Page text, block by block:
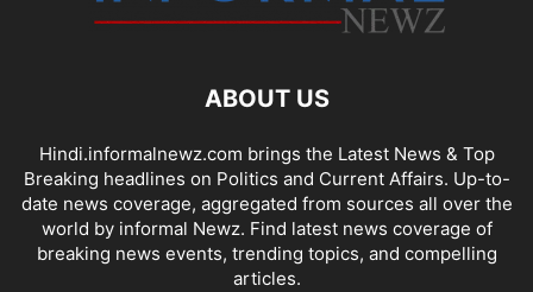
ABOUT US
Hindi.informalnewz.com brings the Latest News & Top
Breaking headlines on Politics and Current Affairs. Up-to-
date news coverage, aggregated from sources all over the
world by informal Newz. Find latest news coverage of
breaking news events, trending topics, and compelling
articles.